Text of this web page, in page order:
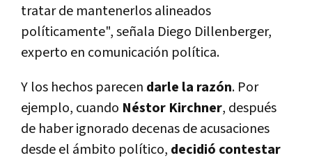
tratar de mantenerlos alineados
políticamente", señala Diego Dillenberger,
experto en comunicación política.
Y los hechos parecen darle la razón. Por
ejemplo, cuando Néstor Kirchner, después
de haber ignorado decenas de acusaciones
desde el ámbito político, decidió contestar